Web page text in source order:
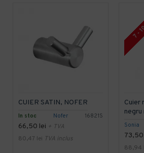
In stoc Nofer 16821S
CUIER SATIN, NOFER
66,50 lei + TVA
80,47 lei TVA inclus
7 -
Sonia
Cuier
negru
73,50
88,94